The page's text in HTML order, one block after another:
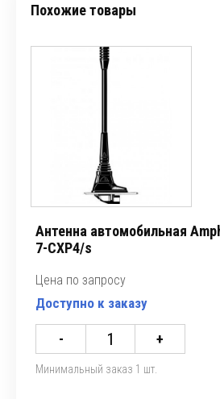
Похожие товары
Антенна автомобильная
7-CXP4/s
Цена по запросу
Доступно к заказу
- +
Минимальный заказ 1 шт.